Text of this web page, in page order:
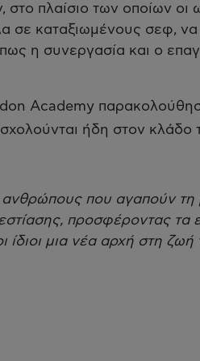
πλαίσιο των οποίων οι
σε καταξιωμένους σεφ,
η συνεργασία και ο
Academy
ήδη στον κλάδο
που αγαπούν τη
προσφέροντας τα
ίδιοι μια νέα αρχή στη ζωή